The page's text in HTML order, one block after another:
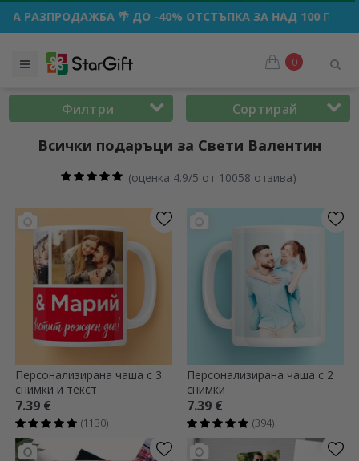
ДО -40% ОТСТЪПКА ЗА НАД 100 ПЕРСОНАЛИЗИРАНИ
0
Филтри Сортирай
Всички подаръци за Свети Валентин
(оценка 4.9/5 от 10058 отзива)
Персонализирана чаша с 3
снимки и текст
7.39 €
(1130)
Персонализирана чаша с 2
снимки
7.39 €
(394)